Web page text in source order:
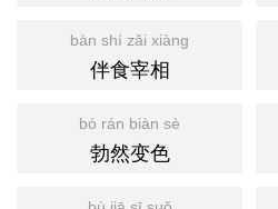
bàn shí zǎi xiàng
伴食宰相
bó rán biàn sè
勃然变色